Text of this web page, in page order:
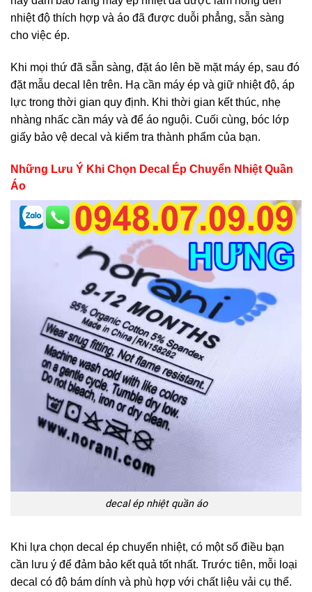
nhiệt độ thích hợp và áo đã được duỗi phẳng, sẵn sàng
cho việc ép.
Khi mọi thứ đã sẵn sàng, đặt áo lên bề mặt máy ép, sau đó
đặt mẫu decal lên trên. Hạ cần máy ép và giữ nhiệt độ, áp
lực trong thời gian quy định. Khi thời gian kết thúc, nhẹ
nhàng nhấc cần máy và để áo nguội. Cuối cùng, bóc lớp
giấy bảo vệ decal và kiểm tra thành phẩm của bạn.
Những Lưu Ý Khi Chọn Decal Ép Chuyển Nhiệt Quần
Áo
decal ép nhiệt quần áo
Khi lựa chọn decal ép chuyển nhiệt, có một số điều bạn
cần lưu ý để đảm bảo kết quả tốt nhất. Trước tiên, mỗi loại
decal có độ bám dính và phù hợp với chất liệu vải cụ thể.